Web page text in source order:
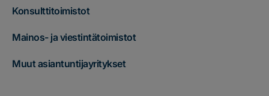
Konsulttitoimistot
Mainos- ja viestintätoimistot
Muut asiantuntijayritykset